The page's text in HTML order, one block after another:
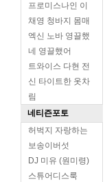
프로미스나인 이
채영 청바지 몸매
엑신 노바 영끌했
네 영끌했어
트와이스 다현 전
신 타이트한 옷차
림
네티즌포토
허벅지 자랑하는
보송이버섯
DJ 미유 (원미령)
스튜어디스룩